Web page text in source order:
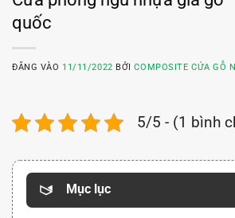
quốc
ĐĂNG VÀO 11/11/2022 BỞICOMPOSITE CỬA GỖ
5/5 - (1 bình
Mục lục